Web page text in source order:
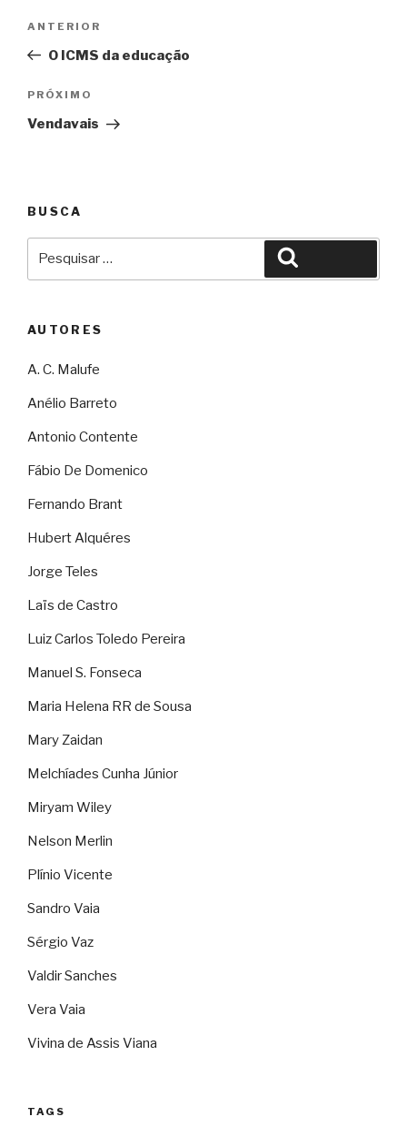
Post
Anterior
ANTERIOR
O ICMS da educação
Próximo
PRÓXIMO
Vendavais
BUSCA
AUTORES
A. C. Malufe
Anélio Barreto
Antonio Contente
Fábio De Domenico
Fernando Brant
Hubert Alquéres
Jorge Teles
Laïs de Castro
Luiz Carlos Toledo Pereira
Manuel S. Fonseca
Maria Helena RR de Sousa
Mary Zaidan
Melchíades Cunha Júnior
Miryam Wiley
Nelson Merlin
Plínio Vicente
Sandro Vaia
Sérgio Vaz
Valdir Sanches
Vera Vaia
Vivina de Assis Viana
TAGS